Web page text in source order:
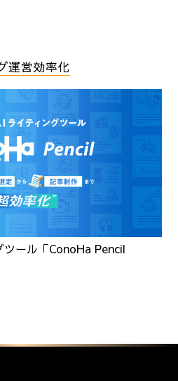
運営効率化
ール「ConoHa Pencil